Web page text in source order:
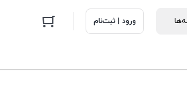
ورود | ثبت‌نام